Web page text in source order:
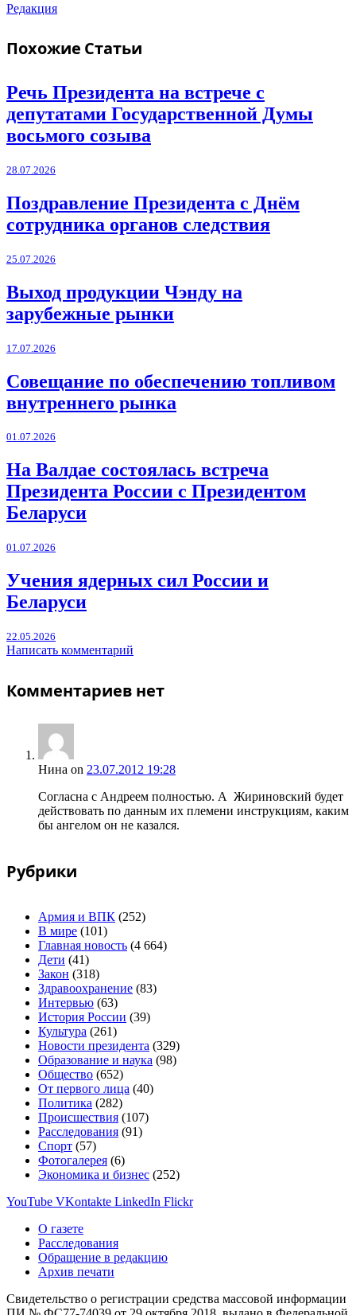
Редакция
Похожие Статьи
Речь Президента на встрече с
депутатами Государственной Думы
восьмого созыва
28.07.2026
Поздравление Президента с Днём
сотрудника органов следствия
25.07.2026
Выход продукции Чэнду на
зарубежные рынки
17.07.2026
Совещание по обеспечению топливом
внутреннего рынка
01.07.2026
На Валдае состоялась встреча
Президента России с Президентом
Беларуси
01.07.2026
Учения ядерных сил России и
Беларуси
22.05.2026
Написать комментарий
Комментариев нет
Нина on 23.07.2012 19:28
Согласна с Андреем полностью. А Жириновский будет
действовать по данным их племени инструкциям, каким
бы ангелом он не казался.
Рубрики
Армия и ВПК (252)
В мире (101)
Главная новость (4 664)
Дети (41)
Закон (318)
Здравоохранение (83)
Интервью (63)
История России (39)
Культура (261)
Новости президента (329)
Образование и наука (98)
Общество (652)
От первого лица (40)
Политика (282)
Происшествия (107)
Расследования (91)
Спорт (57)
Фотогалерея (6)
Экономика и бизнес (252)
YouTube VKontakte LinkedIn Flickr
О газете
Расследования
Обращение в редакцию
Архив печати
Свидетельство о регистрации средства массовой информации